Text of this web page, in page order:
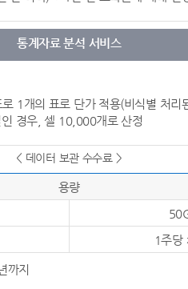
통계자료 분석 서비스
1개의 표로 단가 적용(비식별 처리
경우, 셀 10,000개로 산정
< 데이터 보관 수수료 >
용량
1주당
까지